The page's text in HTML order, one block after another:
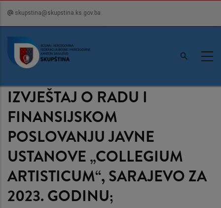
content
skupstina@skupstina.ks.gov.ba
IZVJEŠTAJ O RADU I
FINANSIJSKOM
POSLOVANJU JAVNE
USTANOVE „COLLEGIUM
ARTISTICUM“, SARAJEVO ZA
2023. GODINU;